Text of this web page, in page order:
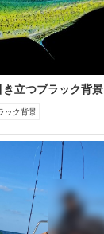
立つブラック背景
ック背景